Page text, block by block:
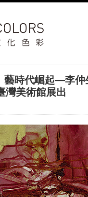
藝時代崛起—李
灣美術館展出